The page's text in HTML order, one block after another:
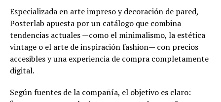
Especializada en arte impreso y decoración de pared,
Posterlab apuesta por un catálogo que combina
tendencias actuales —como el minimalismo, la estética
vintage o el arte de inspiración fashion— con precios
accesibles y una experiencia de compra completamente
digital.
Según fuentes de la compañía, el objetivo es claro: